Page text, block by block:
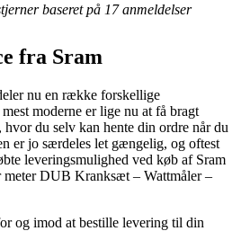
baseret på 17anmeldelser
fra Sram
nu en række forskellige
moderne er lige nu at få bragt
du selv kan hente din ordre når du
er jo særdeles let gængelig, og oftest
leveringsmulighed ved køb af Sram
DUB Kranksæt – Wattmåler –
og imod at bestille levering til din